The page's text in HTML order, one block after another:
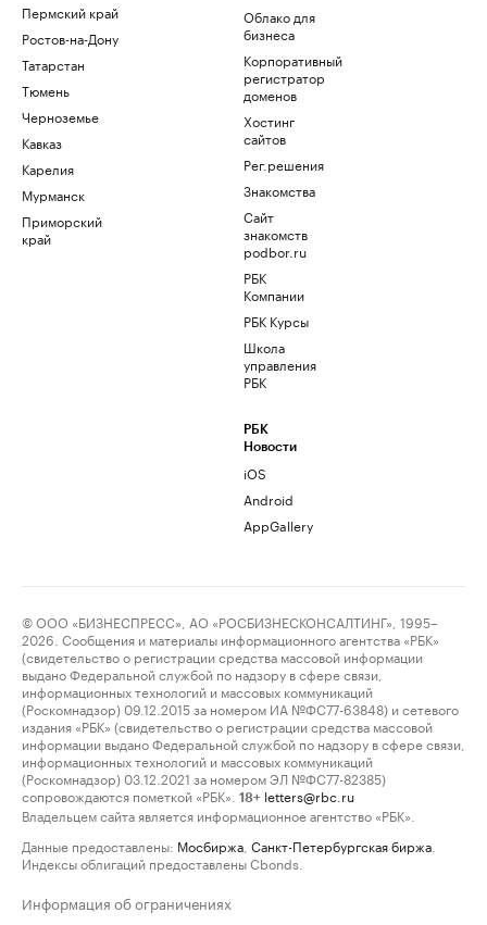
Пермский край
Ростов-на-Дону
Татарстан
Тюмень
Черноземье
Кавказ
Карелия
Мурманск
Приморский
край
Облако для
бизнеса
Корпоративный
регистратор
доменов
Хостинг
сайтов
Рег.решения
Знакомства
Сайт
знакомств
podbor.ru
РБК
Компании
РБК Курсы
Школа
управления
РБК
РБК
Новости
iOS
Android
AppGallery
© ООО «БИЗНЕСПРЕСС», АО «РОСБИЗНЕСКОНСАЛТИНГ», 1995–
2026. Сообщения и материалы информационного агентства «РБК»
(свидетельство о регистрации средства массовой информации
выдано Федеральной службой по надзору в сфере связи,
информационных технологий и массовых коммуникаций
(Роскомнадзор) 09.12.2015 за номером ИА №ФС77-63848) и сетевого
издания «РБК» (свидетельство о регистрации средства массовой
информации выдано Федеральной службой по надзору в сфере связи,
информационных технологий и массовых коммуникаций
(Роскомнадзор) 03.12.2021 за номером ЭЛ №ФС77-82385)
сопровождаются пометкой «РБК».
18+ letters@rbc.ru
Владельцем сайта является информационное агентство «РБК».
Данные предоставлены: Мосбиржа Санкт-Петербургская биржа
Индексы облигаций предоставлены Cbonds.
Информация об ограничениях